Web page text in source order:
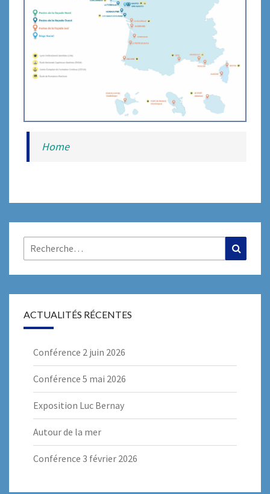
Home
Rechercher :
ACTUALITÉS RÉCENTES
Conférence 2 juin 2026
Conférence 5 mai 2026
Exposition Luc Bernay
Autour de la mer
Conférence 3 février 2026